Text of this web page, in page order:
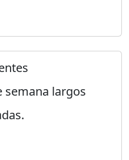
semana largos